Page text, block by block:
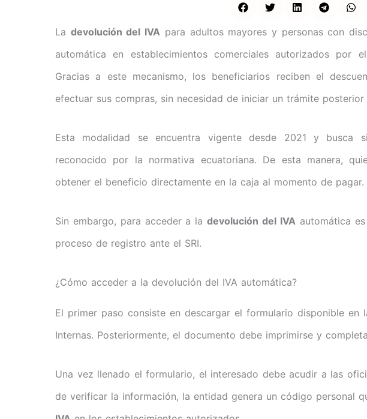
La devolución del IVA para adultos mayores y personas con
automática en establecimientos comerciales autorizados por
Gracias a este mecanismo, los beneficiarios reciben el
efectuar sus compras, sin necesidad de iniciar un trámite
Esta modalidad se encuentra vigente desde 2021 y busca
reconocido por la normativa ecuatoriana. De esta manera,
obtener el beneficio directamente en la caja al momento de pagar.
Sin embargo, para acceder a ladevolución del IVA automática
proceso de registro ante el SRI.
¿Cómo acceder a la devolución del IVA automática?
El primer paso consiste en descargar el formulario disponible en
Internas. Posteriormente, el documento debe imprimirse y
Una vez llenado el formulario, el interesado debe acudir a las
de verificar la información, la entidad genera un código personal